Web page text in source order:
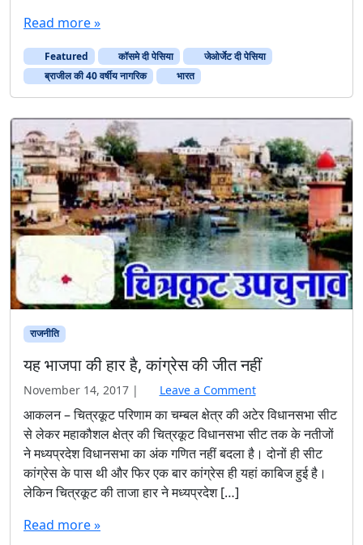
Read more »
Featured कॉसमे दी पेसिया
जेओर्जेट दी पेसिया
ब्राजील की 40 वर्षीय नागरिक
भारत
राजनीति
यह भाजपा की हार है, कांग्रेस की जीत नहीं
November 14, 2017 | Leave a Comment
आकलन – चित्रकूट परिणाम का चम्बल क्षेत्र की अटेर विधानसभा सीट
से लेकर महाकौशल क्षेत्र की चित्रकूट विधानसभा सीट तक के नतीजों
ने मध्यप्रदेश विधानसभा का अंक गणित नहीं बदला है। दोनों ही सीट
कांग्रेस के पास थी और फिर एक बार कांग्रेस ही यहां काबिज हुई है।
लेकिन चित्रकूट की ताजा हार ने मध्यप्रदेश […]
Read more »